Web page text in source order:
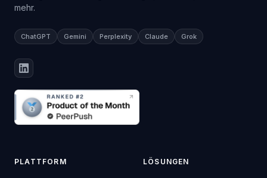
mehr.
ChatGPT Gemini Perplexity Claude Grok
PLATTFORM LÖSUNGEN